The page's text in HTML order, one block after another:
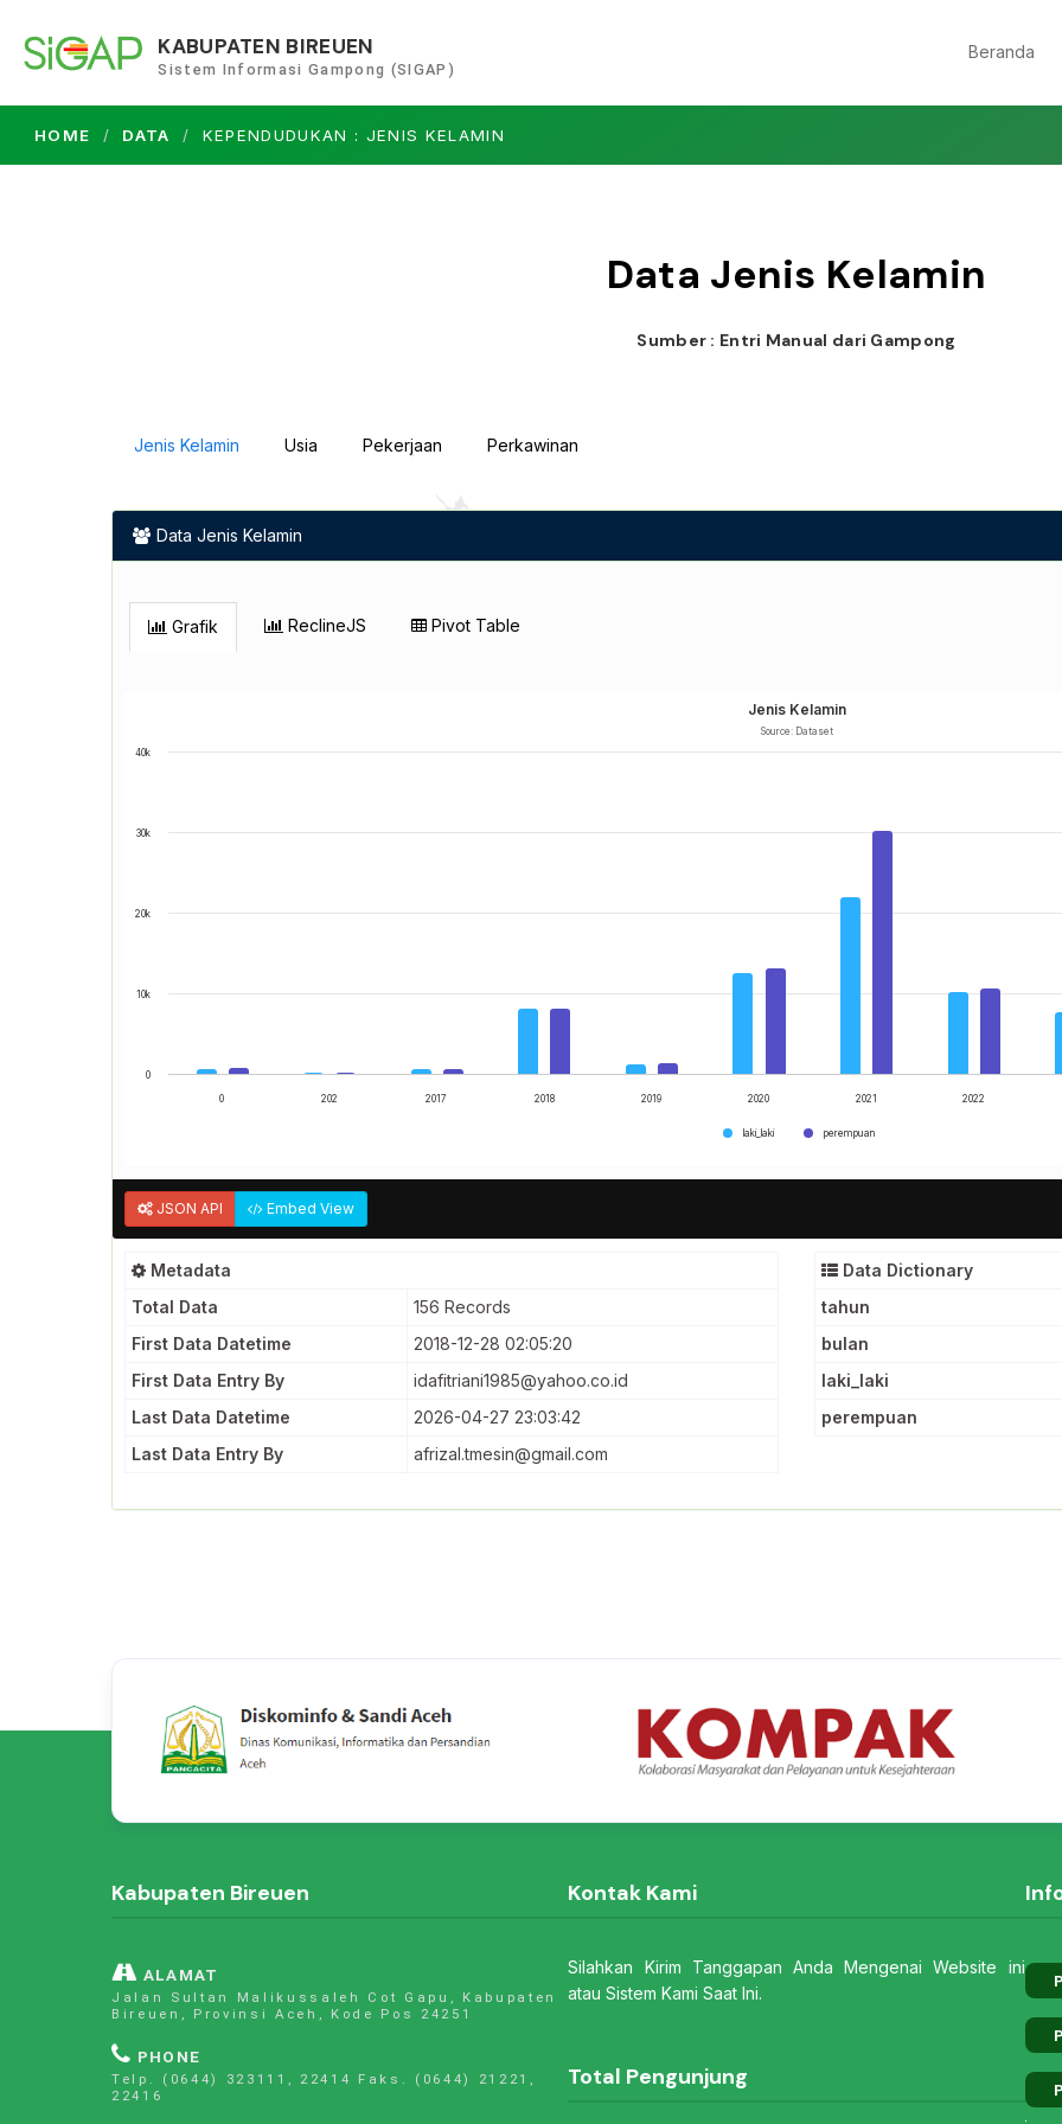
KABUPATEN BIREUEN
Sistem Informasi Gampong (SIGAP)
Beranda
HOME DATA KEPENDUDUKAN : JENIS KELAMIN
Data Jenis Kelamin
Sumber : Entri Manual dari Gampong
Jenis Kelamin Usia Pekerjaan Perkawinan
Data Jenis Kelamin
Grafik ReclineJS Pivot Table
Jenis Kelamin
Source: Dataset
laki_laki perempuan
0 202 2017 2018 2019 2020 2021 2022
0
10k
20k
30k
40k
JSON API Embed View
Metadata
Total Data
156 Records
First Data Datetime
2018-12-28 02:05:20
First Data Entry By
idafitriani1985@yahoo.co.id
Last Data Datetime
2026-04-27 23:03:42
Last Data Entry By
afrizal.tmesin@gmail.com
Data Dictionary
tahun
bulan
laki_laki
perempuan
Kabupaten Bireuen
ALAMAT
Jalan Sultan Malikussaleh Cot Gapu, Kabupaten
Bireuen, Provinsi Aceh, Kode Pos 24251
PHONE
Telp. (0644) 323111, 22414 Faks. (0644) 21221,
22416
Kontak Kami
Silahkan Kirim Tanggapan Anda Mengenai Website ini
atau Sistem Kami Saat Ini.
Total Pengunjung